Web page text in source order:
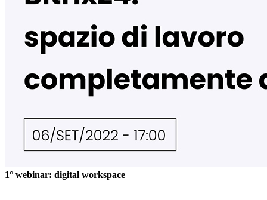
1° webinar: digital workspace